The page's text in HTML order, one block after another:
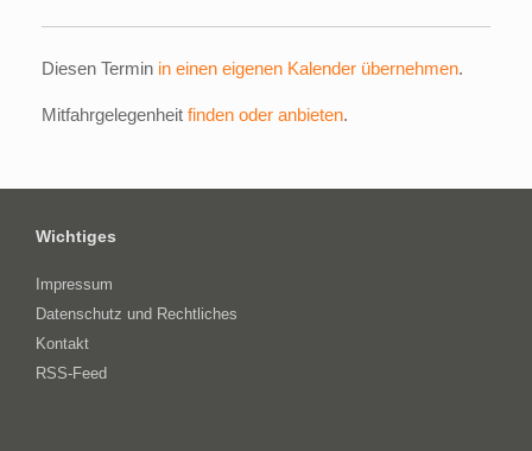
Diesen Termin in einen eigenen Kalender übernehmen.
Mitfahrgelegenheit finden oder anbieten.
Wichtiges
Impressum
Datenschutz und Rechtliches
Kontakt
RSS-Feed